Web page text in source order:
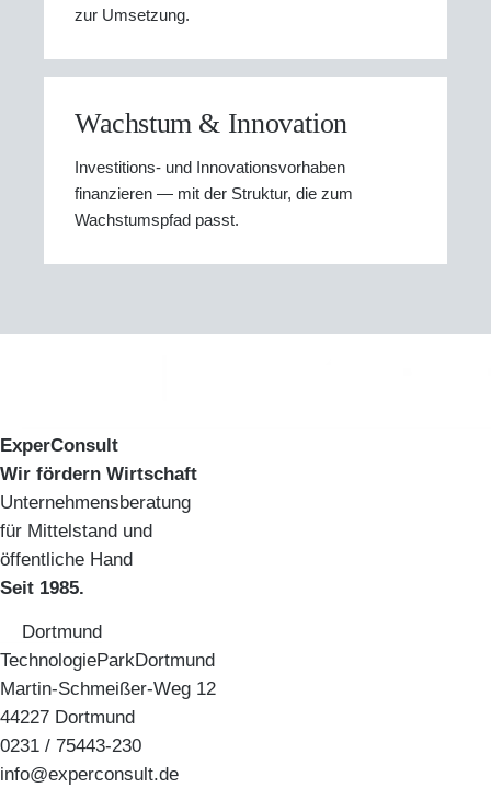
zur Umsetzung.
Wachstum & Innovation
Investitions- und Innovationsvorhaben
finanzieren — mit der Struktur, die zum
Wachstumspfad passt.
ExperConsult
Wir fördern Wirtschaft
Unternehmensberatung
für Mittelstand und
öffentliche Hand
Seit 1985.
Dortmund
TechnologieParkDortmund
Martin-Schmeißer-Weg 12
44227 Dortmund
0231 / 75443-230
info@experconsult.de